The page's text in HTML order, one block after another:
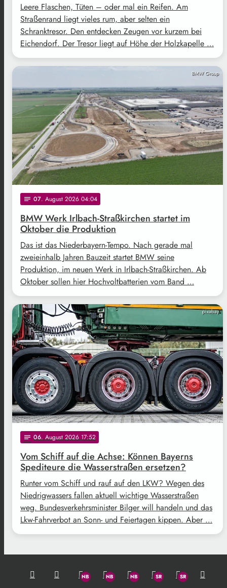
Leere Flaschen, Tüten – oder mal ein Reifen. Am
Straßenrand liegt vieles rum, aber selten ein
Schranktresor. Den entdecken Zeugen vor kurzem bei
Eichendorf. Der Tresor liegt auf Höhe der Holzkapelle …
BMW Group
notes 07. August 2026 04:04
BMW Werk Irlbach-Straßkirchen startet im
Oktober die Produktion
Das ist das Niederbayern-Tempo. Nach gerade mal
zweieinhalb Jahren Bauzeit startet BMW seine
Produktion, im neuen Werk in Irlbach-Straßkirchen. Ab
Oktober sollen hier Hochvoltbatterien vom Band …
pixabay
notes 06. August 2026 17:52
Vom Schiff auf die Achse: Können Bayerns
Spediteure die Wasserstraßen ersetzen?
Runter vom Schiff und rauf auf den LKW? Wegen des
Niedrigwassers fallen aktuell wichtige Wasserstraßen
weg. Bundesverkehrsminister Bilger will handeln und das
Lkw-Fahrverbot an Sonn- und Feiertagen kippen. Aber …